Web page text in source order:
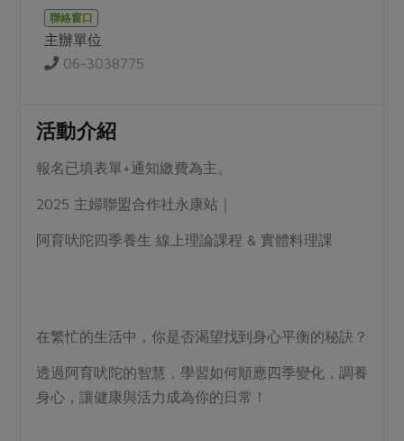
休閒零嘴
保健食品
家庭清潔 織品
日用品 圖書禮品
防災用品
優惠專區
素食專區
湯品．鍋物
漬物
涼拌沙拉
主題食譜
異國料理
年菜食譜
議題活動
30%rPET紅烏龍茶
把最好的台灣味帶回家！
廢核運動
減添加物
更多議題
生活者e週報
硝酸鹽檢驗
合作社法規
最新消息
地區活動
社務會議 地區活動
聯絡窗口
主辦單位
06-3038775
活動介紹
報名已填表單+通知繳費為主。
2025 主婦聯盟合作社永康站｜
阿育吠陀四季養生 線上理論課程 & 實體料理課
在繁忙的生活中，你是否渴望找到身心平衡的秘訣？
透過阿育吠陀的智慧，學習如何順應四季變化，調養
身心，讓健康與活力成為你的日常！